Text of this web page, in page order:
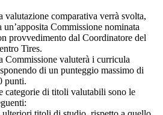
valutazione comparativa verrà svolta,
un’apposita Commissione nominata
provvedimento dal Coordinatore del
Tires.
Commissione valuterà i curricula
di un punteggio massimo di
punti.
categorie di titoli valutabili sono le